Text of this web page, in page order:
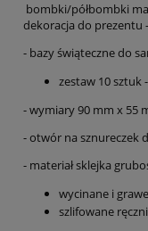
bombki/półbombki
dekoracja do prezentu
- bazy świąteczne do
zestaw 10 sztuk
- wymiary 90 mm x 55
- otwór na sznureczek
- materiał sklejka
wycinane i
szlifowane